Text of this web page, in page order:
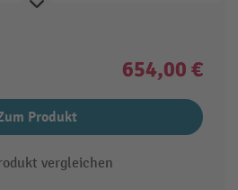
654,00 €
Produkt
vergleichen